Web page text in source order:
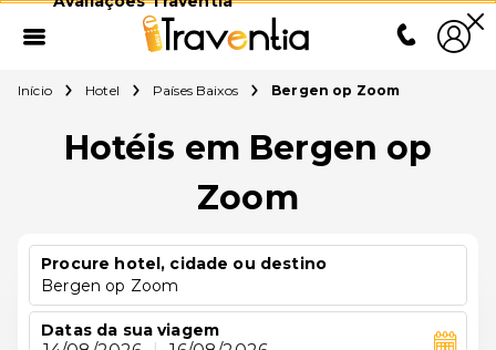
Início Hotel Países Baixos Bergen op Zoom
Hotéis em Bergen op
Zoom
Procure hotel, cidade ou destino
Bergen op Zoom
Datas da sua viagem